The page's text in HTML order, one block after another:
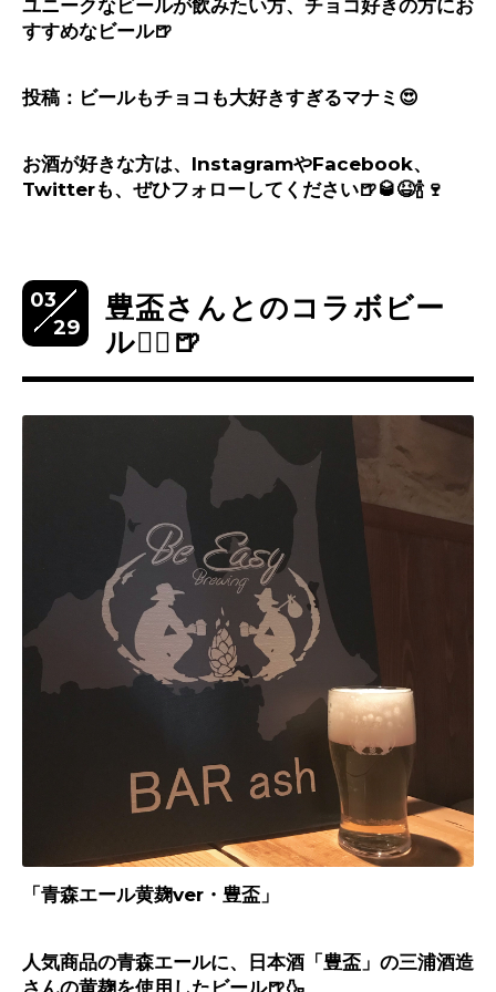
ユニークなビールが飲みたい方、チョコ好きの方にお
すすめなビール🍺
投稿：ビールもチョコも大好きすぎるマナミ 😍
お酒が好きな方は、 InstagramやFacebook、
Twitterも、ぜひフォローしてください🍺🥃😆🍾🍷
03
29
豊盃さんとのコラボビー
ル👯‍♂️🍺
「青森エール黄麹ver・ 豊盃」
人気商品の青森エールに、日本酒「豊盃」の三浦酒造
さんの黄麹を使用したビール🍺🍶